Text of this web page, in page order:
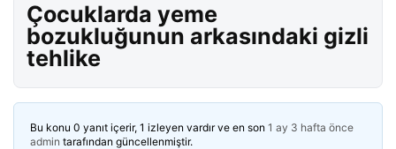
Çocuklarda yeme
bozukluğunun arkasındaki gizli
tehlike
Bu konu 0 yanıt içerir, 1 izleyen vardır ve en son 1 ay 3 hafta önce
admin tarafından güncellenmiştir.